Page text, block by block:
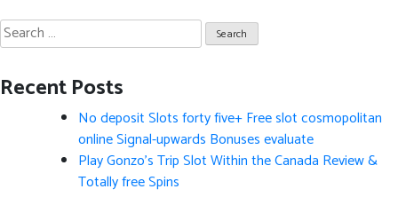
Search
for:
Recent Posts
No deposit Slots forty five+ Free slot cosmopolitan
online Signal-upwards Bonuses evaluate
Play Gonzo’s Trip Slot Within the Canada Review &
Totally free Spins